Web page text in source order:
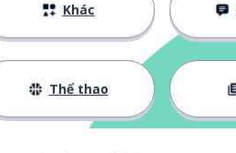
Khác
Thể thao